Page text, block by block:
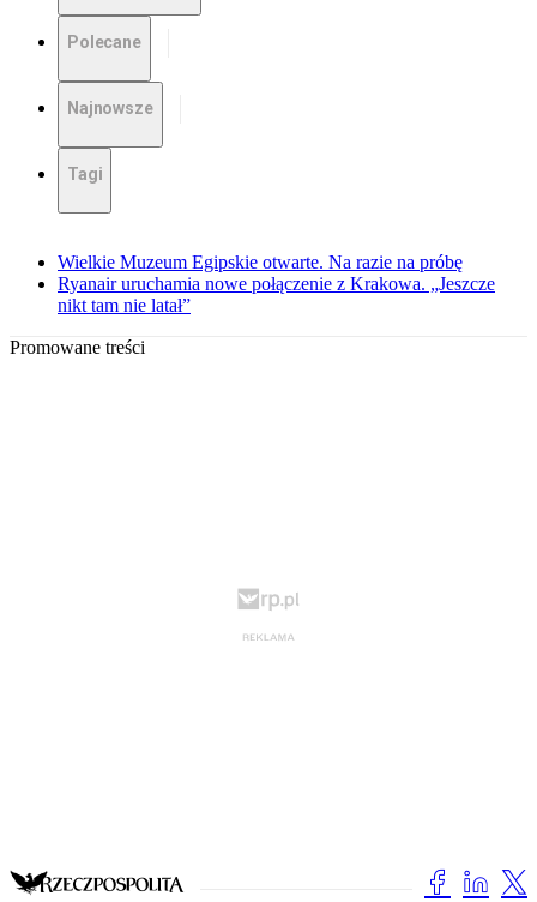
Polecane
Najnowsze
Tagi
Wielkie Muzeum Egipskie otwarte. Na razie na próbę
Ryanair uruchamia nowe połączenie z Krakowa. „Jeszcze
nikt tam nie latał”
Promowane treści